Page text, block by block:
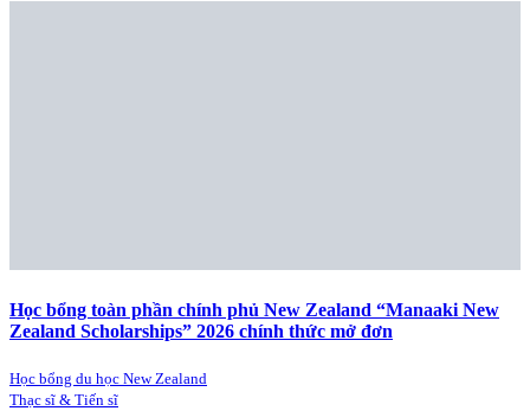
Học bổng toàn phần chính phủ New Zealand “Manaaki New
Zealand Scholarships” 2026 chính thức mở đơn
Học bổng du học New Zealand
Thạc sĩ & Tiến sĩ